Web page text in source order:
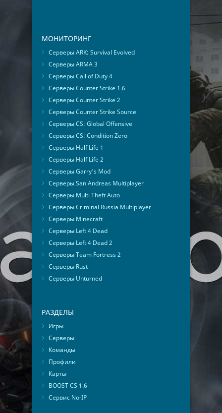
МОНИТОРИНГ
Серверы ARK: Survival Evolved
Серверы ARMA 3
Серверы Call of Duty 4
Серверы Counter Strike 1.6
Серверы Counter Strike 2
Серверы Counter Strike Source
Серверы CS: Global Offensive
Серверы CS: Condition Zero
Серверы Half Life 1
Серверы Half Life 2
Серверы Garry's Mod
Серверы San Andreas Multiplayer
Серверы Multi Theft Auto
Серверы Criminal Russia Multiplayer
Серверы Minecraft
Серверы Left 4 Dead
Серверы Left 4 Dead 2
Серверы Team Fortress 2
Серверы Rust
Серверы Unturned
РАЗДЕЛЫ
Игры
Серверы
Команды
Профили
Карты
BOOST CS 1.6
Сервис No-IP